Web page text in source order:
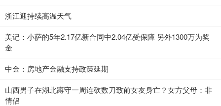
浙江迎持续高温天气
美记：小萨的5年2.17亿新合同中2.04亿受保障 另外1300万为奖
金
中金：房地产金融支持政策延期
山西男子在湖北蹲守一周连砍数刀致前女友身亡？女方父母：非
情侣